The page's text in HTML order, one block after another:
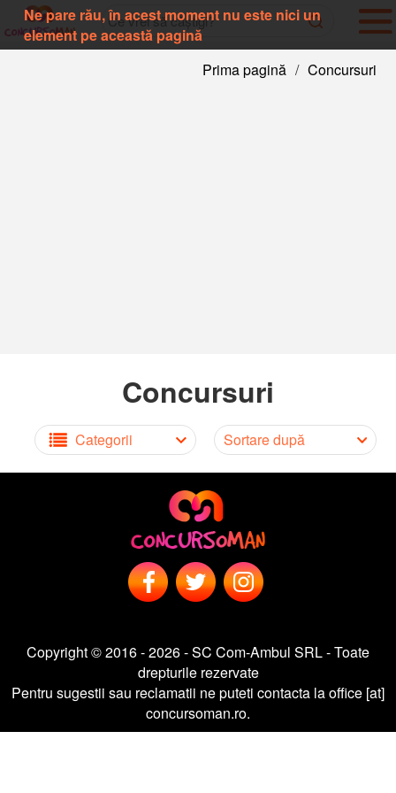
Prima pagină / Concursuri
Concursuri
Categorii Sortare după
Ne pare rău, în acest moment nu este nici un
element pe această pagină
Copyright © 2016 - 2026 - SC Com-Ambul SRL - Toate
drepturile rezervate
Pentru sugestii sau reclamatii ne puteti contacta la office [at]
concursoman.ro.